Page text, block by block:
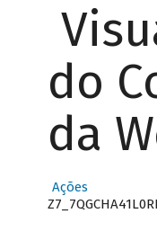
do
da
Ações